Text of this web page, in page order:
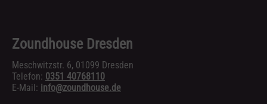
Zoundhouse Dresden
Meschwitzstr. 6, 01099 Dresden
Telefon: 0351 40768110
E-Mail: info@zoundhouse.de